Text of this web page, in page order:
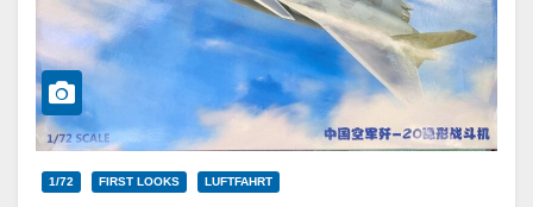
1/72 FIRST LOOKS LUFTFAHRT